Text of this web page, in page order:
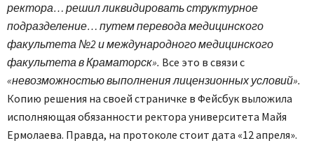
ректора… решил ликвидировать структурное
подразделение… путем перевода медицинского
факультета №2 и международного медицинского
факультета в Краматорск». Все это в связи с
«невозможностью выполнения лицензионных условий».
Копию решения на своей страничке в Фейсбук выложила
исполняющая обязанности ректора университета Майя
Ермолаева. Правда, на протоколе стоит дата «12 апреля».